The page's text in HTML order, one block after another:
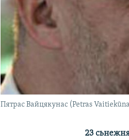
Пятрас Вайцякунас (Petras
23